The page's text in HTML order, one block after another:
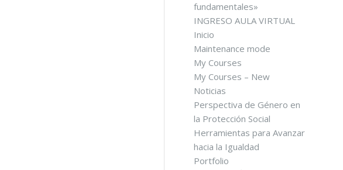
fundamentales»
INGRESO AULA VIRTUAL
Inicio
Maintenance mode
My Courses
My Courses – New
Noticias
Perspectiva de Género en
la Protección Social
Herramientas para Avanzar
hacia la Igualdad
Portfolio